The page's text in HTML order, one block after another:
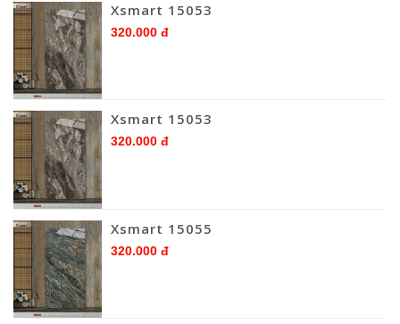
Xsmart 15053
320.000 đ
Xsmart 15053
320.000 đ
Xsmart 15055
320.000 đ